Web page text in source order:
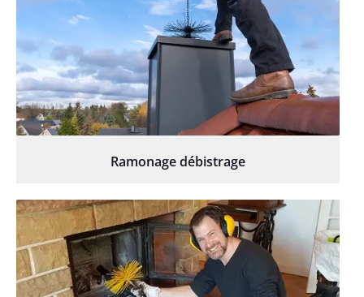
Ramonage débistrage